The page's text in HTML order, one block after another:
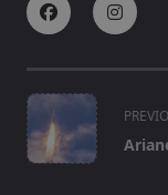
<span
class="nav-
subtitle